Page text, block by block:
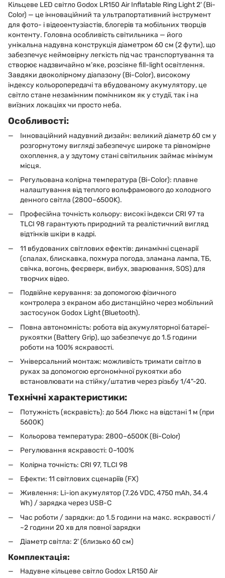
Кільцеве LED світло Godox LR150 Air Inflatable Ring Light 2' (Bi-
Color) — це інноваційний та ультрапортативний інструмент
для фото- і відеоентузіастів, блогерів та мобільних творців
контенту. Головна особливість світильника — його
унікальна надувна конструкція діаметром 60 см (2 фути), що
забезпечує неймовірну легкість під час транспортування та
створює надзвичайно м’яке, розсіяне fill-light освітлення.
Завдяки двоколірному діапазону (Bi-Color), високому
індексу кольоропередачі та вбудованому акумулятору, це
світло стане незамінним помічником як у студії, так і на
виїзних локаціях чи просто неба.
Особливості:
Інноваційний надувний дизайн: великий діаметр 60 см у
розгорнутому вигляді забезпечує широке та рівномірне
охоплення, а у здутому стані світильник займає мінімум
місця.
Регульована колірна температура (Bi-Color): плавне
налаштування від теплого вольфрамового до холодного
денного світла (2800–6500K).
Професійна точність кольору: високі індекси CRI 97 та
TLCI 98 гарантують природний та реалістичний вигляд
відтінків шкіри в кадрі.
11 вбудованих світлових ефектів: динамічні сценарії
(спалах, блискавка, похмура погода, зламана лампа, ТБ,
свічка, вогонь, феєрверк, вибух, зварювання, SOS) для
творчих відео.
Подвійне керування: за допомогою фізичного
контролера з екраном або дистанційно через мобільний
застосунок Godox Light (Bluetooth).
Повна автономність: робота від акумуляторної батареї-
рукоятки (Battery Grip), що забезпечує до 1.5 години
роботи на 100% яскравості.
Універсальний монтаж: можливість тримати світло в
руках за допомогою ергономічної рукоятки або
встановлювати на стійку/штатив через різьбу 1/4"-20.
Технічні характеристики:
Потужність (яскравість): до 564 Люкс на відстані 1 м (при
5600K)
Кольорова температура: 2800–6500K (Bi-Color)
Регулювання яскравості: 0–100%
Колірна точність: CRI 97, TLCI 98
Ефекти: 11 світлових сценаріїв (FX)
Живлення: Li-ion акумулятор (7.26 VDC, 4750 mAh, 34.4
Wh) / зарядка через USB-C
Час роботи / зарядки: до 1.5 години на макс. яскравості /
~2 години 20 хв для повної зарядки
Діаметр світла: 2' (близько 60 см)
Комплектація:
Надувне кільцеве світло Godox LR150 Air